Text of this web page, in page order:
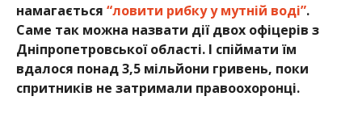
намагається “ловити рибку у мутній воді”.
Саме так можна назвати дії двох офіцерів з
Дніпропетровської області. І спіймати їм
вдалося понад 3,5 мільйони гривень, поки
спритників не затримали правоохоронці.